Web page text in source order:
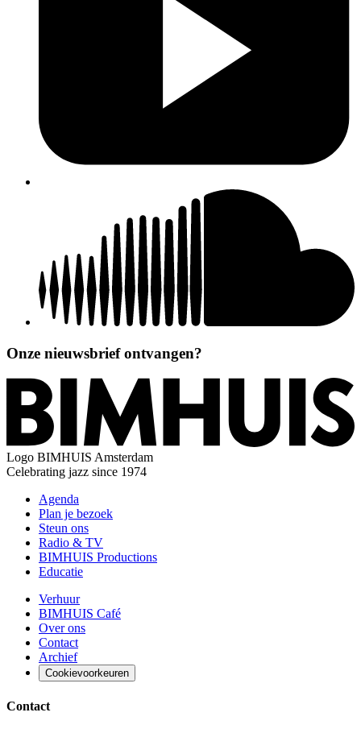
Onze nieuwsbrief ontvangen?
Logo BIMHUIS Amsterdam
Celebrating jazz since 1974
Agenda
Plan je bezoek
Steun ons
Radio & TV
BIMHUIS Productions
Educatie
Verhuur
BIMHUIS Café
Over ons
Contact
Archief
Cookievoorkeuren
Contact